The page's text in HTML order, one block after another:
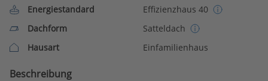
Energiestandard
Effizienzhaus 40
Dachform
Satteldach
Hausart
Einfamilienhaus
Beschreibung